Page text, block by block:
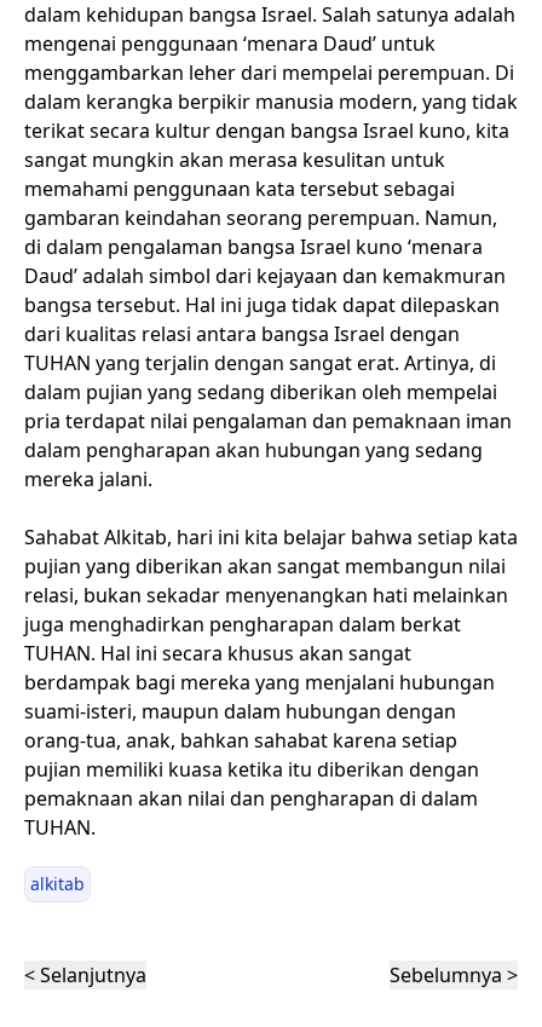
dalam kehidupan bangsa Israel. Salah satunya adalah
mengenai penggunaan ‘menara Daud’ untuk
menggambarkan leher dari mempelai perempuan. Di
dalam kerangka berpikir manusia modern, yang tidak
terikat secara kultur dengan bangsa Israel kuno, kita
sangat mungkin akan merasa kesulitan untuk
memahami penggunaan kata tersebut sebagai
gambaran keindahan seorang perempuan. Namun,
di dalam pengalaman bangsa Israel kuno ‘menara
Daud’ adalah simbol dari kejayaan dan kemakmuran
bangsa tersebut. Hal ini juga tidak dapat dilepaskan
dari kualitas relasi antara bangsa Israel dengan
TUHAN yang terjalin dengan sangat erat. Artinya, di
dalam pujian yang sedang diberikan oleh mempelai
pria terdapat nilai pengalaman dan pemaknaan iman
dalam pengharapan akan hubungan yang sedang
mereka jalani.
Sahabat Alkitab, hari ini kita belajar bahwa setiap kata
pujian yang diberikan akan sangat membangun nilai
relasi, bukan sekadar menyenangkan hati melainkan
juga menghadirkan pengharapan dalam berkat
TUHAN. Hal ini secara khusus akan sangat
berdampak bagi mereka yang menjalani hubungan
suami-isteri, maupun dalam hubungan dengan
orang-tua, anak, bahkan sahabat karena setiap
pujian memiliki kuasa ketika itu diberikan dengan
pemaknaan akan nilai dan pengharapan di dalam
TUHAN.
alkitab
< Selanjutnya Sebelumnya >